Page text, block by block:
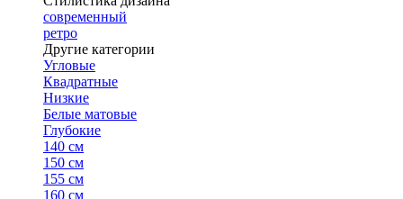
современный
ретро
Другие категории
Угловые
Квадратные
Низкие
Белые матовые
Глубокие
140 см
150 см
155 см
160 см